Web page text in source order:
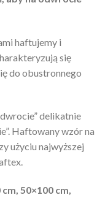
haftujemy i
się
do obustronnego
delikatnie
Haftowany wzór na
użyciu najwyższej
50×100 cm,